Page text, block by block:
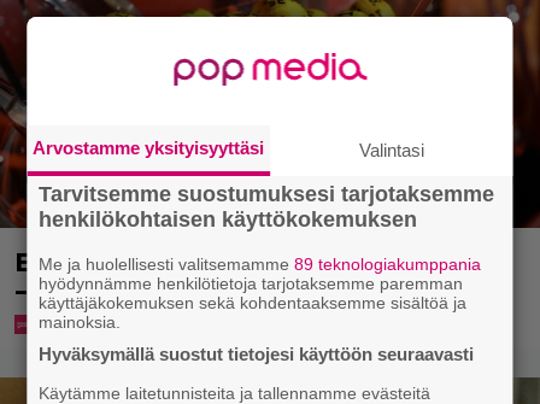
Eurojackpotista 80 000 euroa Suomeen
– tänne
Arvostamme yksityisyyttäsi Valintasi
Tarvitsemme suostumuksesi tarjotaksemme
henkilökohtaisen käyttökokemuksen
Me ja huolellisesti valitsemamme89 teknologiakumppania
hyödynnämme henkilötietoja tarjotaksemme paremman
käyttäjäkokemuksen sekä kohdentaaksemme sisältöä ja
mainoksia.
Hyväksymällä suostut tietojesi käyttöön seuraavasti
Käytämme laitetunnisteita ja tallennamme evästeitä